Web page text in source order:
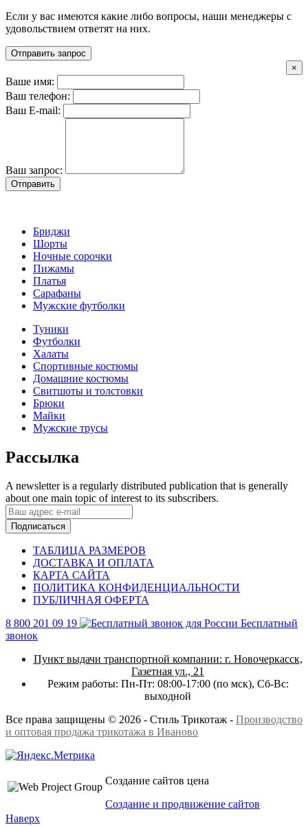
Если у вас имеются какие либо вопросы, наши менеджеры с
удовольствием ответят на них.
Отправить запрос
×
Ваше имя:
Ваш телефон:
Ваш E-mail:
Ваш запрос:
Отправить
Бриджи
Шорты
Ночные сорочки
Пижамы
Платья
Сарафаны
Мужские футболки
Туники
Футболки
Халаты
Спортивные костюмы
Домашние костюмы
Свитшоты и толстовки
Брюки
Майки
Мужские трусы
Рассылка
A newsletter is a regularly distributed publication that is generally
about one main topic of interest to its subscribers.
Подписаться
ТАБЛИЦА РАЗМЕРОВ
ДОСТАВКА И ОПЛАТА
КАРТА САЙТА
ПОЛИТИКА КОНФИДЕНЦИАЛЬНОСТИ
ПУБЛИЧНАЯ ОФЕРТА
8 800 201 09 19
Бесплатный
звонок
Пункт выдачи транспортной компании: г. Новочеркасск,
Газетная ул., 21
Режим работы: Пн-Пт: 08:00-17:00 (по мск), Сб-Вс:
выходной
Все права защищены © 2026 - Стиль Трикотаж - Производство
и оптовая продажа трикотажа в Иваново
Создание сайтов цена
Создание и продвижение сайтов
Наверх